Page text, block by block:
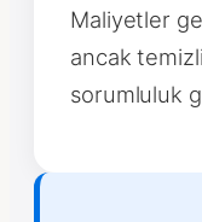
Maliyetler
ancak
sorumluluk